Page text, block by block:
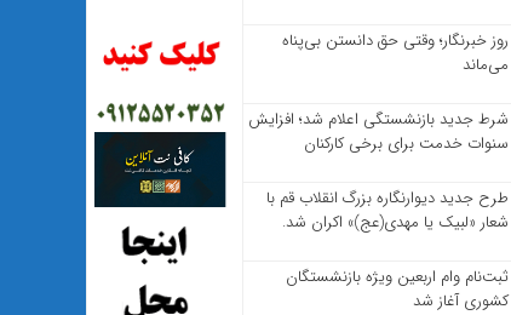
روز خبرنگار؛ وقتی حق دانستن بی‌پناه
می‌ماند
شرط جدید بازنشستگی اعلام شد؛ افزایش
سنوات خدمت برای برخی کارکنان
طرح جدید دیوارنگاره بزرگ انقلاب قم با
شعار «لبیک یا مهدی(عج)» اکران شد.
ثبت‌نام وام اربعین ویژه بازنشستگان
کشوری آغاز شد